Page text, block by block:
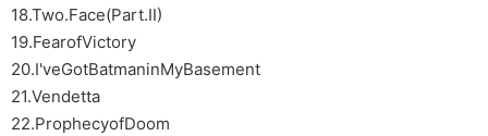
18.Two.Face(Part.II)
19.FearofVictory
20.I'veGotBatmaninMyBasement
21.Vendetta
22.ProphecyofDoom